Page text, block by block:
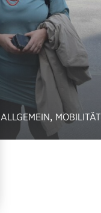
ALLGEMEIN, MOBILITÄT